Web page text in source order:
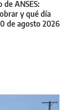
de ANSES:
y qué día
de agosto 2026